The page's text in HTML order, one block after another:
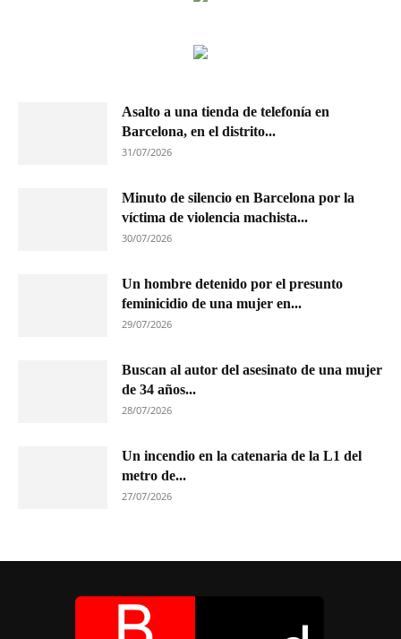
Asalto a una tienda de telefonía en
Barcelona, en el distrito...
31/07/2026
Minuto de silencio en Barcelona por la
víctima de violencia machista...
30/07/2026
Un hombre detenido por el presunto
feminicidio de una mujer en...
29/07/2026
Buscan al autor del asesinato de una mujer
de 34 años...
28/07/2026
Un incendio en la catenaria de la L1 del
metro de...
27/07/2026